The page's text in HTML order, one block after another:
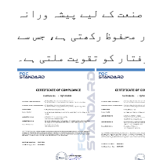
کے لیے پیشہ ورانہ
محفوظ رکھتی ہے، جس سے
کو تقویت ملتی ہے۔